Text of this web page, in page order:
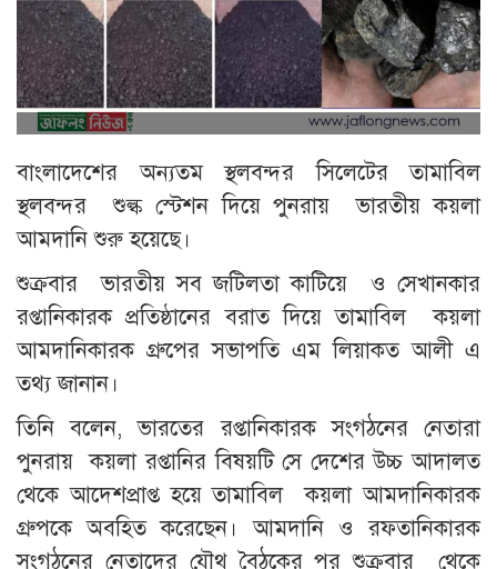
বাংলাদেশের অন্যতম স্থলবন্দর সিলেটের তামাবিল
স্থলবন্দর শুল্ক স্টেশন দিয়ে পুনরায় ভারতীয় কয়লা
আমদানি শুরু হয়েছে।
শুক্রবার ভারতীয় সব জটিলতা কাটিয়ে ও সেখানকার
রপ্তানিকারক প্রতিষ্ঠানের বরাত দিয়ে তামাবিল কয়লা
আমদানিকারক গ্রুপের সভাপতি এম লিয়াকত আলী এ
তথ্য জানান।
তিনি বলেন, ভারতের রপ্তানিকারক সংগঠনের নেতারা
পুনরায় কয়লা রপ্তানির বিষয়টি সে দেশের উচ্চ আদালত
থেকে আদেশপ্রাপ্ত হয়ে তামাবিল কয়লা আমদানিকারক
গ্রুপকে অবহিত করেছেন। আমদানি ও রফতানিকারক
সংগঠনের নেতাদের যৌথ বৈঠকের পর শুক্রবার থেকে